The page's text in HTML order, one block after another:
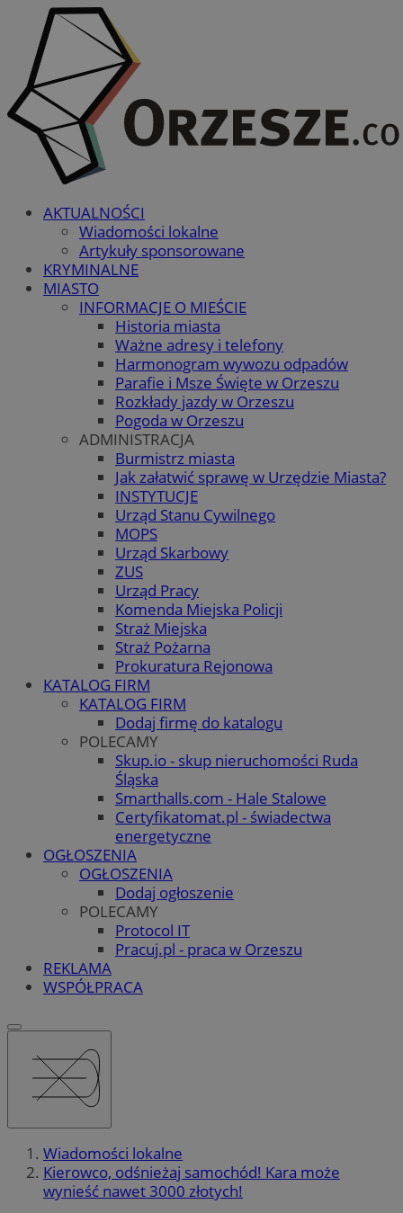
AKTUALNOŚCI
Wiadomości lokalne
Artykuły sponsorowane
KRYMINALNE
MIASTO
INFORMACJE O MIEŚCIE
Historia miasta
Ważne adresy i telefony
Harmonogram wywozu odpadów
Parafie i Msze Święte w Orzeszu
Rozkłady jazdy w Orzeszu
Pogoda w Orzeszu
ADMINISTRACJA
Burmistrz miasta
Jak załatwić sprawę w Urzędzie Miasta?
INSTYTUCJE
Urząd Stanu Cywilnego
MOPS
Urząd Skarbowy
ZUS
Urząd Pracy
Komenda Miejska Policji
Straż Miejska
Straż Pożarna
Prokuratura Rejonowa
KATALOG FIRM
KATALOG FIRM
Dodaj firmę do katalogu
POLECAMY
Skup.io - skup nieruchomości Ruda
Śląska
Smarthalls.com - Hale Stalowe
Certyfikatomat.pl - świadectwa
energetyczne
OGŁOSZENIA
OGŁOSZENIA
Dodaj ogłoszenie
POLECAMY
Protocol IT
Pracuj.pl - praca w Orzeszu
REKLAMA
WSPÓŁPRACA
Wiadomości lokalne
Kierowco, odśnieżaj samochód! Kara może
wynieść nawet 3000 złotych!